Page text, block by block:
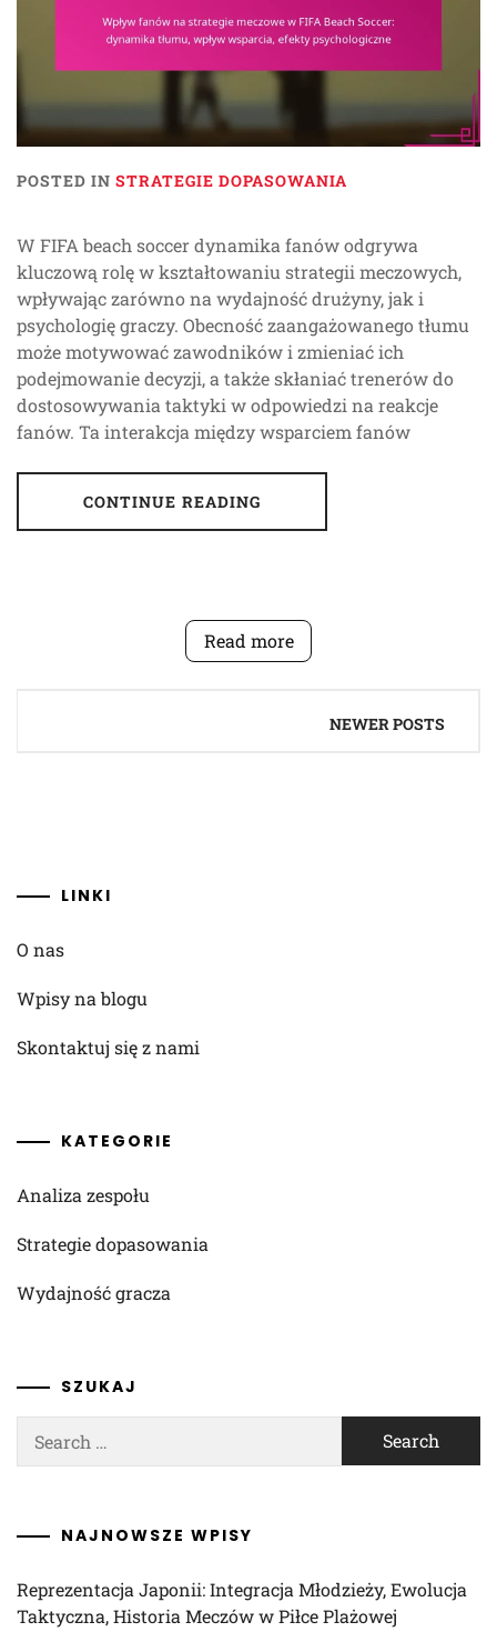
POSTED IN STRATEGIE DOPASOWANIA
W FIFA beach soccer dynamika fanów odgrywa
kluczową rolę w kształtowaniu strategii meczowych,
wpływając zarówno na wydajność drużyny, jak i
psychologię graczy. Obecność zaangażowanego tłumu
może motywować zawodników i zmieniać ich
podejmowanie decyzji, a także skłaniać trenerów do
dostosowywania taktyki w odpowiedzi na reakcje
fanów. Ta interakcja między wsparciem fanów
CONTINUE READING
Read more
NEWER POSTS
LINKI
O nas
Wpisy na blogu
Skontaktuj się z nami
KATEGORIE
Analiza zespołu
Strategie dopasowania
Wydajność gracza
SZUKAJ
for:
NAJNOWSZE WPISY
Reprezentacja Japonii: Integracja Młodzieży, Ewolucja
Taktyczna, Historia Meczów w Piłce Plażowej